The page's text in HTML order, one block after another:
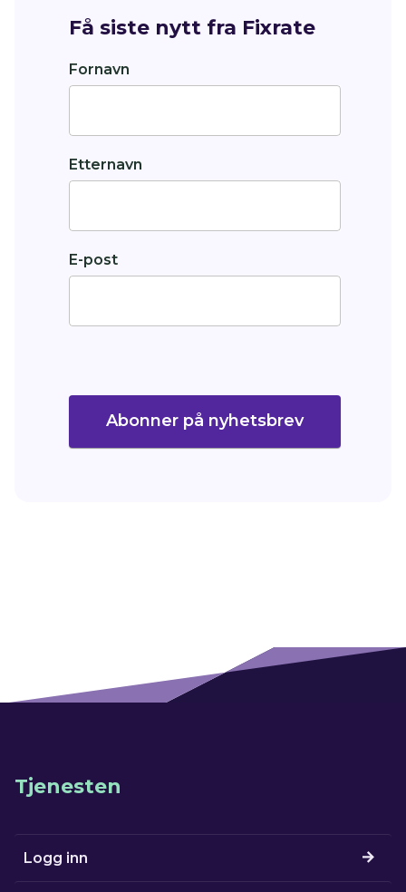
Få siste nytt fra Fixrate
Fornavn
Etternavn
E-post
Abonner på nyhetsbrev
Tjenesten
Logg inn